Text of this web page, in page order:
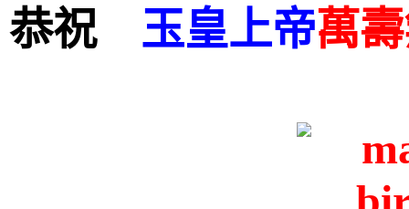
恭祝 玉皇上帝萬